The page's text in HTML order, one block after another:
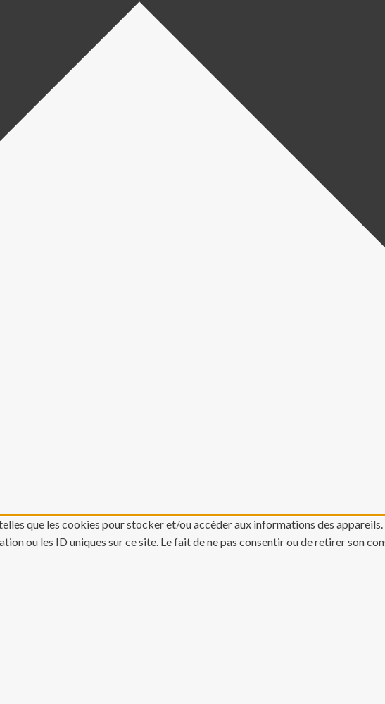
que les cookies pour stocker et/ou accéder aux informations des
ou les ID uniques sur ce site. Le fait de ne pas consentir ou de retirer son